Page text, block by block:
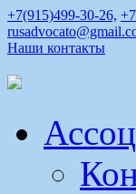
+7(915)499-30-26,
Наши контакты